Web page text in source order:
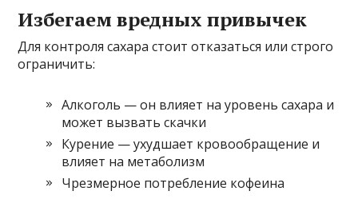
Избегаем вредных привычек
Для контроля сахара стоит отказаться или строго
ограничить:
Алкоголь — он влияет на уровень сахара и
может вызвать скачки
Курение — ухудшает кровообращение и
влияет на метаболизм
Чрезмерное потребление кофеина